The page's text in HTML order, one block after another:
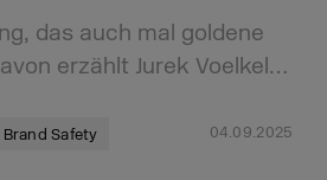
das auch mal goldene
erzählt Jurek Voelkel…
Safety 04.09.2025